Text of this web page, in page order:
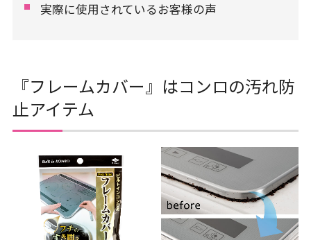
実際に使用されているお客様の声
『フレームカバー』はコンロの汚れ防
止アイテム